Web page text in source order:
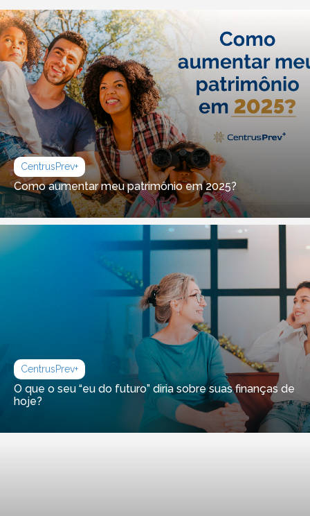
CentrusPrev+
Como aumentar meu patrimônio em 2025?
CentrusPrev+
O que o seu “eu do futuro” diria sobre suas finanças de
hoje?